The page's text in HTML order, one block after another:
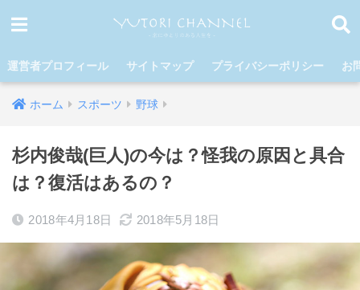
運営者プロフィール サイトマップ プライバシーポリシー お
ホーム スポーツ 野球
杉内俊哉(巨人)の今は？怪我の原因と具合
は？復活はあるの？
2018年4月18日 2018年5月18日